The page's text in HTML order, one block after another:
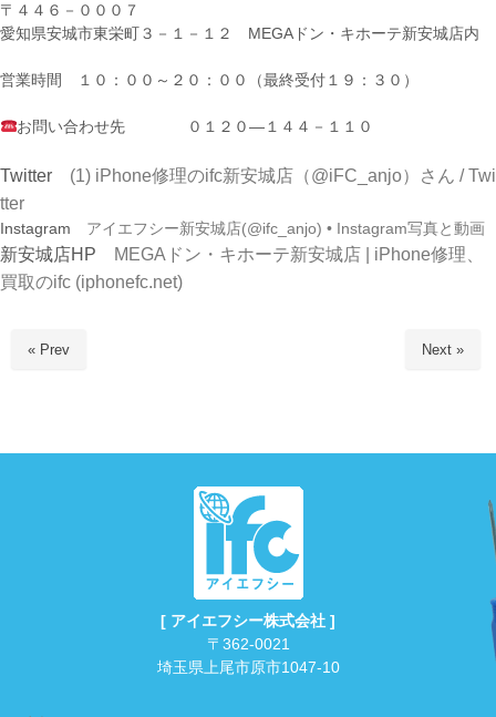
〒４４６－０００７
愛知県安城市東栄町３－１－１２ MEGAドン・キホーテ新安城店内
営業時間 １０：００～２０：００（最終受付１９：３０）
お問い合わせ先 ０１２０―１４４－１１０
Twitter (1) iPhone修理のifc新安城店（@iFC_anjo）さん / Twi
tter
Instagram アイエフシー新安城店(@ifc_anjo) • Instagram写真と動画
新安城店HP
MEGAドン・キホーテ新安城店 | iPhone修理、
買取のifc (iphonefc.net)
« Prev Next »
[ アイエフシー株式会社 ]
〒362-0021
埼玉県上尾市原市1047-10